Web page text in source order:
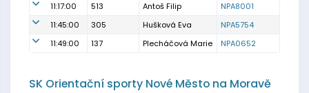
11:17:00
513 Antoš Filip
NPA8001
11:45:00
305 Hušková Eva
NPA5754
11:49:00
137 Plecháčová Marie NPA0652
SK Orientační sporty Nové Město na Moravě